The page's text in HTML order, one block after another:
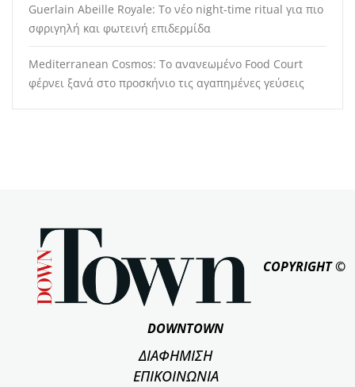
Guerlain Abeille Royale: Το νέο night-time ritual για πιο
σφριγηλή και φωτεινή επιδερμίδα
Mediterranean Cosmos: Το ανανεωμένο Food Court
φέρνει ξανά στο προσκήνιο τις αγαπημένες γεύσεις
COPYRIGHT ©
DOWNTOWN
ΔΙΑΦΗΜΙΣΗ
ΕΠΙΚΟΙΝΩΝΙΑ